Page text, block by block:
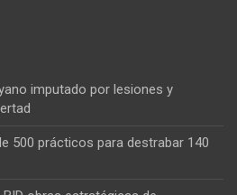
imputado por lesiones y
500 prácticos para destrabar 140